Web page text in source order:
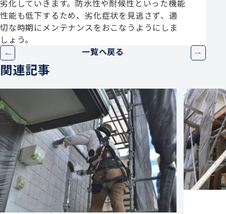
劣化していきます。防水性や耐候性といった機能
性能も低下するため、劣化症状を見逃さず、適
切な時期にメンテナンスをおこなうようにしま
しょう。
一覧へ戻る
関連記事